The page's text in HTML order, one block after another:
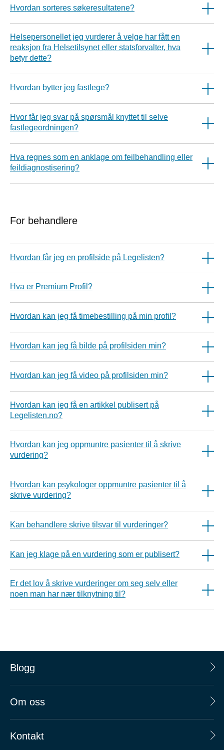
Hvordan sorteres søkeresultatene?
Helsepersonellet jeg vurderer å velge har fått en
reaksjon fra Helsetilsynet eller statsforvalter, hva
betyr dette?
Hvordan bytter jeg fastlege?
Hvor får jeg svar på spørsmål knyttet til selve
fastlegeordningen?
Hva regnes som en anklage om feilbehandling eller
feildiagnostisering?
For behandlere
Hvordan får jeg en profilside på Legelisten?
Hva er Premium Profil?
Hvordan kan jeg få timebestilling på min profil?
Hvordan kan jeg få bilde på profilsiden min?
Hvordan kan jeg få video på profilsiden min?
Hvordan kan jeg få en artikkel publisert på
Legelisten.no?
Hvordan kan jeg oppmuntre pasienter til å skrive
vurdering?
Hvordan kan psykologer oppmuntre pasienter til å
skrive vurdering?
Kan behandlere skrive tilsvar til vurderinger?
Kan jeg klage på en vurdering som er publisert?
Er det lov å skrive vurderinger om seg selv eller
noen man har nær tilknytning til?
Blogg
Om oss
Kontakt